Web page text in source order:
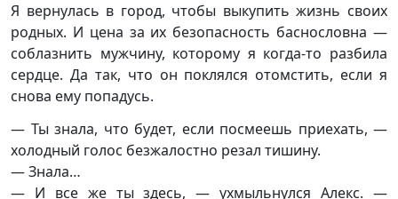
Я вернулась в город, чтобы выкупить жизнь своих
родных. И цена за их безопасность баснословна —
соблазнить мужчину, которому я когда-то разбила
сердце. Да так, что он поклялся отомстить, если я
снова ему попадусь.
— Ты знала, что будет, если посмеешь приехать, —
холодный голос безжалостно резал тишину.
— Знала…
— И все же ты здесь, — ухмыльнулся Алекс. —